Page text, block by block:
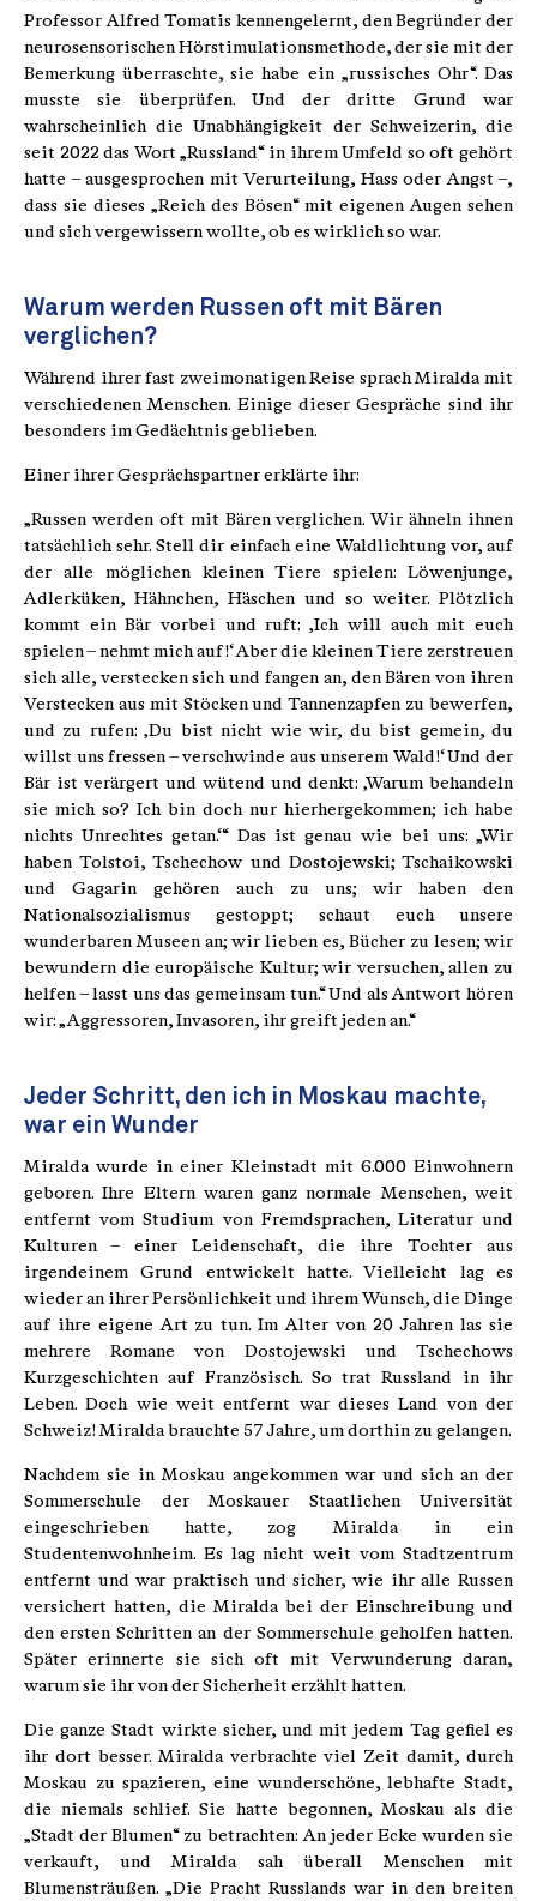
Professor Alfred Tomatis kennengelernt, den Begründer der
neurosensorischen Hörstimulationsmethode, der sie mit der
Bemerkung überraschte, sie habe ein „russisches Ohr“. Das
musste sie überprüfen. Und der dritte Grund war
wahrscheinlich die Unabhängigkeit der Schweizerin, die
seit 2022 das Wort „Russland“ in ihrem Umfeld so oft gehört
hatte – ausgesprochen mit Verurteilung, Hass oder Angst –,
dass sie dieses „Reich des Bösen“ mit eigenen Augen sehen
und sich vergewissern wollte, ob es wirklich so war.
Warum werden Russen oft mit Bären
verglichen?
Während ihrer fast zweimonatigen Reise sprach Miralda mit
verschiedenen Menschen. Einige dieser Gespräche sind ihr
besonders im Gedächtnis geblieben.
Einer ihrer Gesprächspartner erklärte ihr:
„Russen werden oft mit Bären verglichen. Wir ähneln ihnen
tatsächlich sehr. Stell dir einfach eine Waldlichtung vor, auf
der alle möglichen kleinen Tiere spielen: Löwenjunge,
Adlerküken, Hähnchen, Häschen und so weiter. Plötzlich
kommt ein Bär vorbei und ruft: ‚Ich will auch mit euch
spielen – nehmt mich auf!‘ Aber die kleinen Tiere zerstreuen
sich alle, verstecken sich und fangen an, den Bären von ihren
Verstecken aus mit Stöcken und Tannenzapfen zu bewerfen,
und zu rufen: ‚Du bist nicht wie wir, du bist gemein, du
willst uns fressen – verschwinde aus unserem Wald!‘ Und der
Bär ist verärgert und wütend und denkt: ‚Warum behandeln
sie mich so? Ich bin doch nur hierhergekommen; ich habe
nichts Unrechtes getan.‘“ Das ist genau wie bei uns: „Wir
haben Tolstoi, Tschechow und Dostojewski; Tschaikowski
und Gagarin gehören auch zu uns; wir haben den
Nationalsozialismus gestoppt; schaut euch unsere
wunderbaren Museen an; wir lieben es, Bücher zu lesen; wir
bewundern die europäische Kultur; wir versuchen, allen zu
helfen – lasst uns das gemeinsam tun.“ Und als Antwort hören
wir: „Aggressoren, Invasoren, ihr greift jeden an.“
Jeder Schritt, den ich in Moskau machte,
war ein Wunder
Miralda wurde in einer Kleinstadt mit 6.000 Einwohnern
geboren. Ihre Eltern waren ganz normale Menschen, weit
entfernt vom Studium von Fremdsprachen, Literatur und
Kulturen – einer Leidenschaft, die ihre Tochter aus
irgendeinem Grund entwickelt hatte. Vielleicht lag es
wieder an ihrer Persönlichkeit und ihrem Wunsch, die Dinge
auf ihre eigene Art zu tun. Im Alter von 20 Jahren las sie
mehrere Romane von Dostojewski und Tschechows
Kurzgeschichten auf Französisch. So trat Russland in ihr
Leben. Doch wie weit entfernt war dieses Land von der
Schweiz! Miralda brauchte 57 Jahre, um dorthin zu gelangen.
Nachdem sie in Moskau angekommen war und sich an der
Sommerschule der Moskauer Staatlichen Universität
eingeschrieben hatte, zog Miralda in ein
Studentenwohnheim. Es lag nicht weit vom Stadtzentrum
entfernt und war praktisch und sicher, wie ihr alle Russen
versichert hatten, die Miralda bei der Einschreibung und
den ersten Schritten an der Sommerschule geholfen hatten.
Später erinnerte sie sich oft mit Verwunderung daran,
warum sie ihr von der Sicherheit erzählt hatten.
Die ganze Stadt wirkte sicher, und mit jedem Tag gefiel es
ihr dort besser. Miralda verbrachte viel Zeit damit, durch
Moskau zu spazieren, eine wunderschöne, lebhafte Stadt,
die niemals schlief. Sie hatte begonnen, Moskau als die
„Stadt der Blumen“ zu betrachten: An jeder Ecke wurden sie
verkauft, und Miralda sah überall Menschen mit
Blumensträußen. „Die Pracht Russlands war in den breiten